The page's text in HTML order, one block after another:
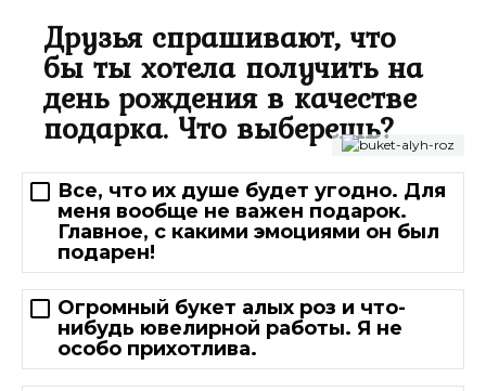
Друзья спрашивают, что
бы ты хотела получить на
день рождения в качестве
подарка. Что выберешь?
Все, что их душе будет угодно. Для
меня вообще не важен подарок.
Главное, с какими эмоциями он был
подарен!
Огромный букет алых роз и что-
нибудь ювелирной работы. Я не
особо прихотлива.